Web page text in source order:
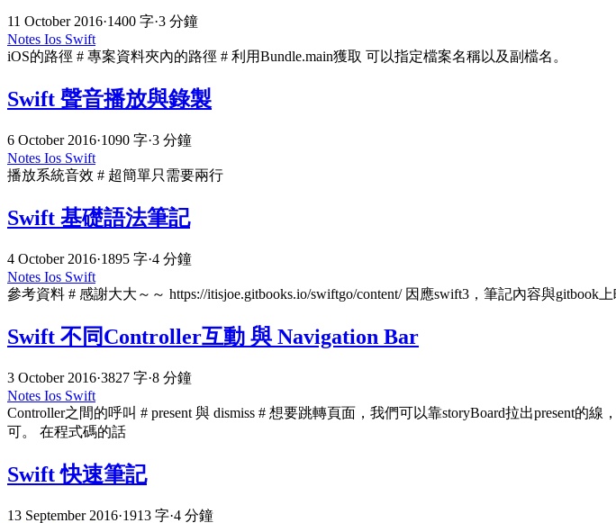
11 October 2016·1400 字·3 分鐘
Notes Ios Swift
iOS的路徑 # 專案資料夾內的路徑 # 利用Bundle.main獲取 可以指定檔案名稱以及副檔名。
Swift 聲音播放與錄製
6 October 2016·1090 字·3 分鐘
Notes Ios Swift
播放系統音效 # 超簡單只需要兩行
Swift 基礎語法筆記
4 October 2016·1895 字·4 分鐘
Notes Ios Swift
參考資料 # 感謝大大～～ https://itisjoe.gitbooks.io/swiftgo/content/ 因應swift3，筆記內容與gitbook
Swift 不同Controller互動 與 Navigation Bar
3 October 2016·3827 字·8 分鐘
Notes Ios Swift
Controller之間的呼叫 # present 與 dismiss # 想要跳轉頁面，我們可以靠storyBoard拉出present的
可。 在程式碼的話
Swift 快速筆記
13 September 2016·1913 字·4 分鐘